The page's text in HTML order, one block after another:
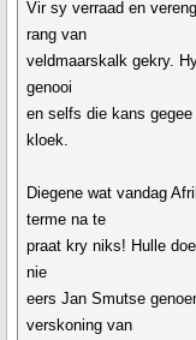
Vir sy verraad en
rang van
veldmaarskalk gekry.
genooi
en selfs die kans
kloek.
Diegene wat vandag
terme na te
praat kry niks! Hulle
nie
eers Jan Smutse
verskoning van